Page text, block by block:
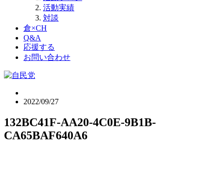
活動実績
対談
倉×CH
Q&A
応援する
お問い合わせ
2022/09/27
132BC41F-AA20-4C0E-9B1B-
CA65BAF640A6